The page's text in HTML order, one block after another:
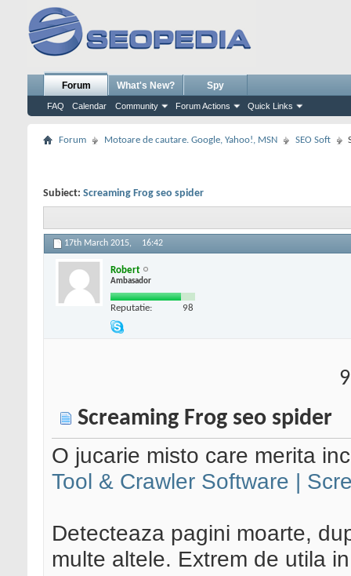
Forum
FAQ Calendar Community Forum Actions Quick Links
What's New? Spy
Forum Motoare de cautare. Google, Yahoo!, MSN SEO Soft
Subiect: Screaming Frog seo spider
17th March 2015, 16:42
Robert
Ambasador
Reputatie: 98
Screaming Frog seo spider
O jucarie misto care merita
Tool & Crawler Software |
Detecteaza pagini moarte,
multe altele. Extrem de utila